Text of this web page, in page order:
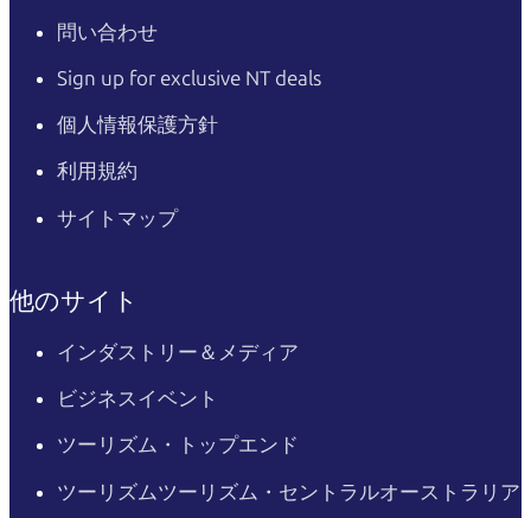
問い合わせ
Sign up for exclusive NT deals
個人情報保護方針
利用規約
サイトマップ
他のサイト
インダストリー＆メディア
ビジネスイベント
ツーリズム・トップエンド
ツーリズムツーリズム・セントラルオーストラリア